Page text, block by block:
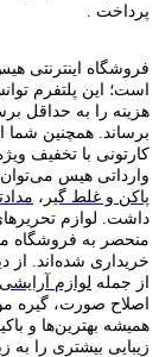
پرداخت .
فروشگاه اینترنتی
است؛ این پلتفرم
هزینه را به حداقل
برساند. همچنین شما
کارتونی با تخفیف
وارداتی هیس می‌توان
پاکن و غلط گیر ،
داشت. لوازم
منحصر به فروشگاه
خریداری شده‌اند. از
از جمله لوازم آرایشی
اصلاح صورت، گیره
همیشه بهترین‌ها و
زیبایی بیشتری را به